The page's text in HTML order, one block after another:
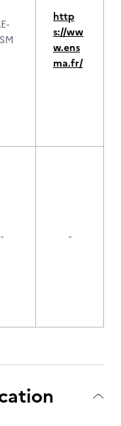
http
s://ww
w.ens
ma.fr/
- -